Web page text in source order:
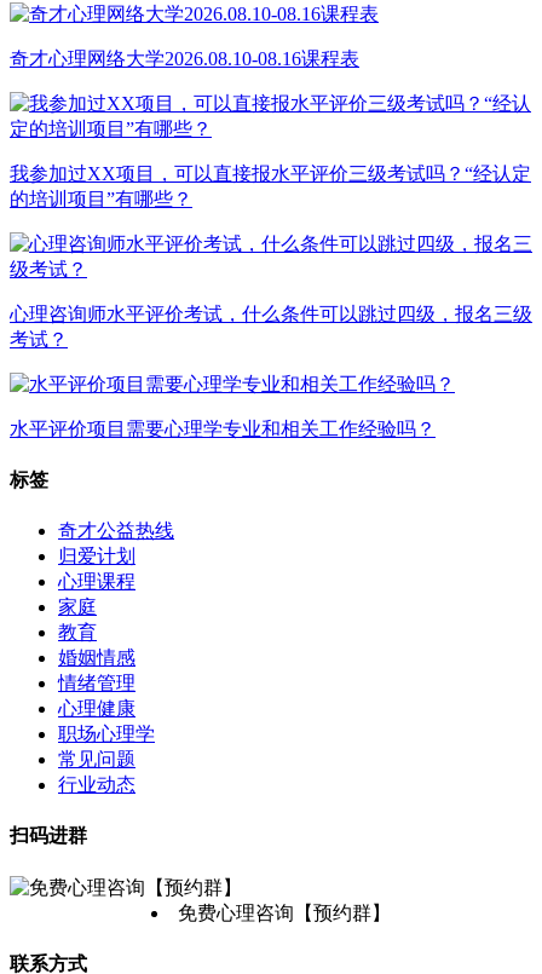
奇才心理网络大学2026.08.10-08.16课程表
我参加过XX项目，可以直接报水平评价三级考试吗？“经认定
的培训项目”有哪些？
心理咨询师水平评价考试，什么条件可以跳过四级，报名三级
考试？
水平评价项目需要心理学专业和相关工作经验吗？
标签
奇才公益热线
归爱计划
心理课程
家庭
教育
婚姻情感
情绪管理
心理健康
职场心理学
常见问题
行业动态
扫码进群
免费心理咨询【预约群】
联系方式